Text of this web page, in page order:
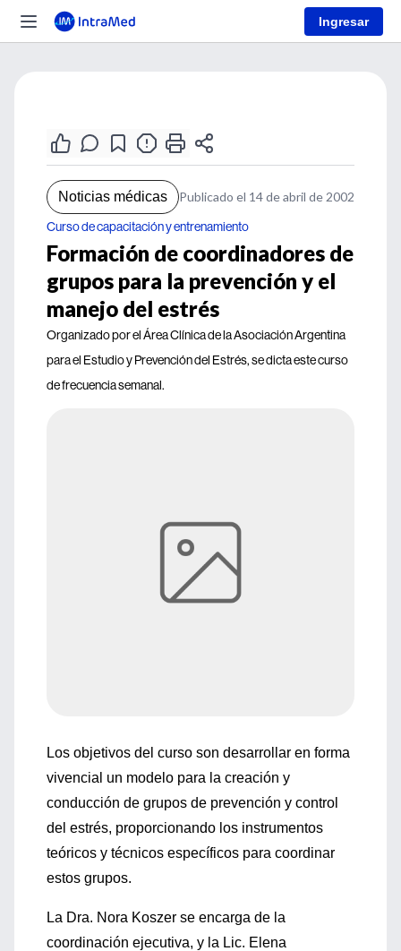
Ingresar
Noticias médicas Publicado el 14 de abril de 2002
Curso de capacitación y entrenamiento
Formación de coordinadores de
grupos para la prevención y el
manejo del estrés
Organizado por el Área Clínica de la Asociación Argentina
para el Estudio y Prevención del Estrés, se dicta este curso
de frecuencia semanal.
Los objetivos del curso son desarrollar en forma
vivencial un modelo para la creación y
conducción de grupos de prevención y control
del estrés, proporcionando los instrumentos
teóricos y técnicos específicos para coordinar
estos grupos.
La Dra. Nora Koszer se encarga de la
coordinación ejecutiva, y la Lic. Elena